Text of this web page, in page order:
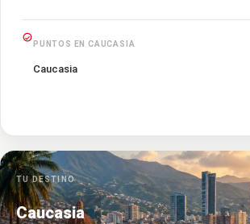
PUNTOS EN CAUCASIA
Caucasia
TU DESTINO
Caucasia